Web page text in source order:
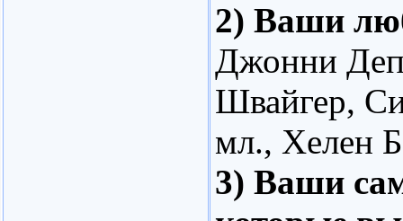
2) Ваши
Джонни
Швайгер,
мл., Хелен
3) Ваши